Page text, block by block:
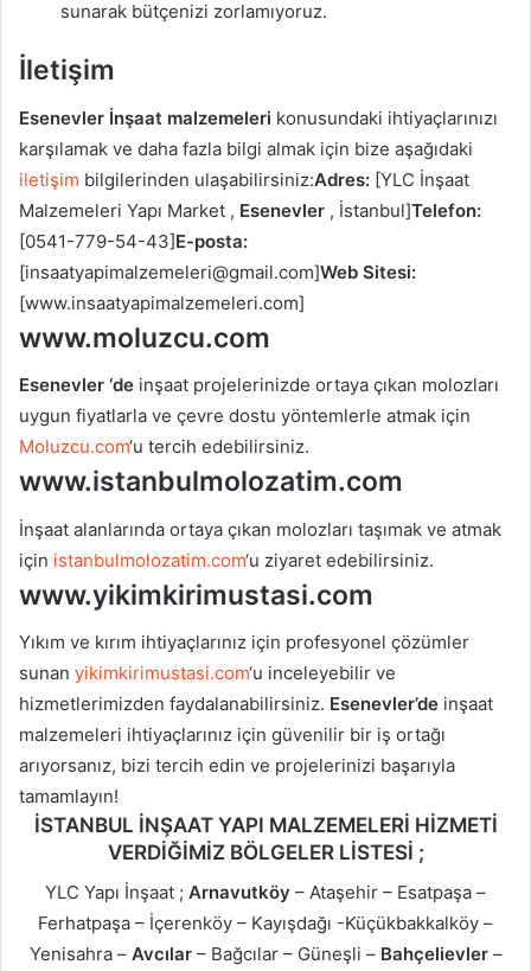
sunarak bütçenizi zorlamıyoruz.
İletişim
Esenevler İnşaat malzemeleri konusundaki ihtiyaçlarınızı
karşılamak ve daha fazla bilgi almak için bize aşağıdaki
iletişim bilgilerinden ulaşabilirsiniz:Adres: [YLC İnşaat
Malzemeleri Yapı Market , Esenevler , İstanbul]Telefon:
[0541-779-54-43]E-posta:
[insaatyapimalzemeleri@gmail.com]Web Sitesi:
[www.insaatyapimalzemeleri.com]
www.moluzcu.com
Esenevler ‘de inşaat projelerinizde ortaya çıkan molozları
uygun fiyatlarla ve çevre dostu yöntemlerle atmak için
Moluzcu.com‘u tercih edebilirsiniz.
www.istanbulmolozatim.com
İnşaat alanlarında ortaya çıkan molozları taşımak ve atmak
için istanbulmolozatim.com‘u ziyaret edebilirsiniz.
www.yikimkirimustasi.com
Yıkım ve kırım ihtiyaçlarınız için profesyonel çözümler
sunan yikimkirimustasi.com‘u inceleyebilir ve
hizmetlerimizden faydalanabilirsiniz. Esenevler’de inşaat
malzemeleri ihtiyaçlarınız için güvenilir bir iş ortağı
arıyorsanız, bizi tercih edin ve projelerinizi başarıyla
tamamlayın!
İSTANBUL İNŞAAT YAPI MALZEMELERİ HİZMETİ
VERDİĞİMİZ BÖLGELER LİSTESİ ;
YLC Yapı İnşaat ; Arnavutköy – Ataşehir – Esatpaşa –
Ferhatpaşa – İçerenköy – Kayışdağı -Küçükbakkalköy –
Yenisahra – Avcılar– Bağcılar – Güneşli – Bahçelievler–